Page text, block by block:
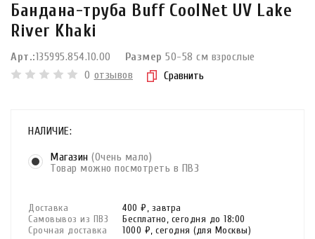
Бандана-труба Buff CoolNet UV Lake
River Khaki
Арт.:135995.854.10.00 Размер 50-58 см взрослые
0 отзывов Сравнить
НАЛИЧИЕ:
Магазин (Очень мало)
Товар можно посмотреть в ПВЗ
Доставка 400 ₽, завтра
Самовывоз из ПВЗ
Бесплатно, сегодня до 18:00
Срочная доставка
1000 ₽, сегодня (для Москвы)